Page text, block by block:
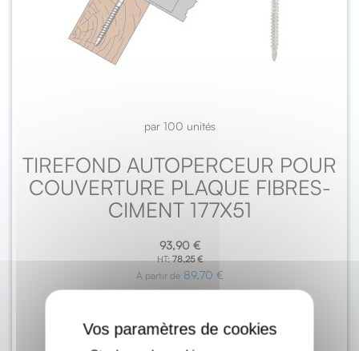
par 100 unités
TIREFOND AUTOPERCEUR POUR
COUVERTURE PLAQUE FIBRES-
CIMENT 177X51
93,90 €
78,25 €
À partir de 89,70 €